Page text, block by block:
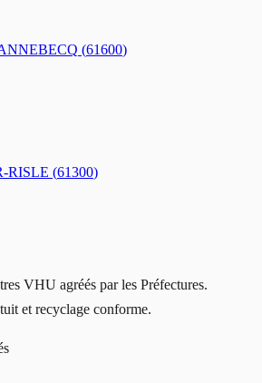
(61600)
RISLE (61300)
VHU agréés par les Préfectures.
et recyclage conforme.